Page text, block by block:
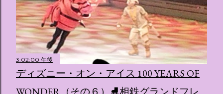
のホテル」 デジタルメディア技術で世界的に知られるクリエ
イティブプロダクション「d'strict」が手掛けており、五感を
刺激する美しいデジタルアートとストーリー性の高い全11の
テーマブースで構成されています。 チェックインからスター
ト ：ピンクを基調とした華やかなエントランスロビーでルー
ムキーを受け取り、まるでホテルに滞在するかのような没入
感を味わいながら進んでいきます。ロビーではお花をまとっ
たポムポムプリンが出迎えてくれます。 幻想的な共有スペー
3:02:00 午後
ディズニー・オン・アイス 100 YEARS OF